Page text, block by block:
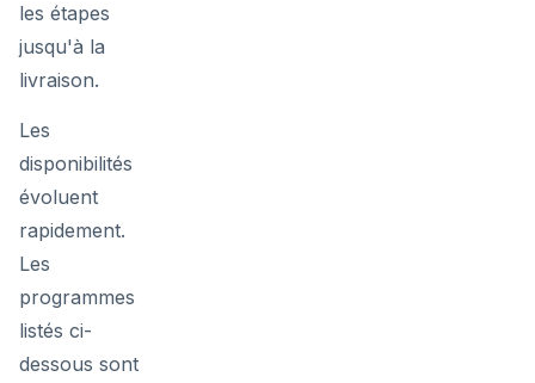
les étapes
jusqu'à la
livraison.
Les
disponibilités
évoluent
rapidement.
Les
programmes
listés ci-
dessous sont